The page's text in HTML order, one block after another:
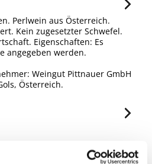
Perlwein aus Österreich.
Kein zugesetzter Schwefel.
Eigenschaften: Es
angegeben werden.
Weingut Pittnauer GmbH
Österreich.